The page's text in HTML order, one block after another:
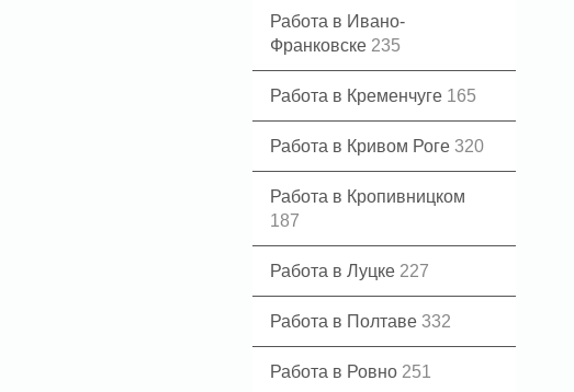
Работа в Ивано-
Франковске 235
Работа в Кременчуге 165
Работа в Кривом Роге 320
Работа в Кропивницком
187
Работа в Луцке 227
Работа в Полтаве 332
Работа в Ровно 251